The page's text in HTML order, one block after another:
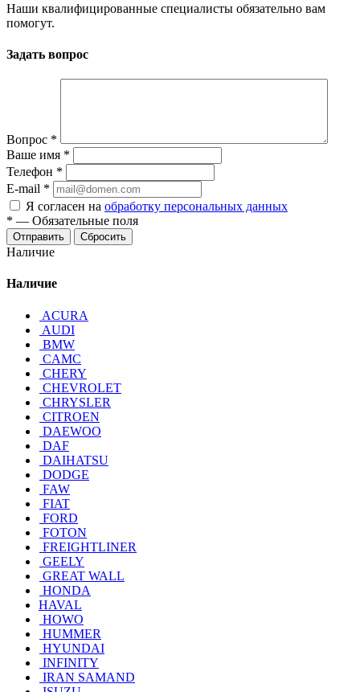
Наши квалифицированные специалисты обязательно вам
помогут.
Задать вопрос
Вопрос *
Ваше имя *
Телефон *
E-mail *
Я согласен на обработку персональных данных
* — Обязательные поля
Отправить Сбросить
Наличие
Наличие
ACURA
AUDI
BMW
CAMC
CHERY
CHEVROLET
CHRYSLER
CITROEN
DAEWOO
DAF
DAIHATSU
DODGE
FAW
FIAT
FORD
FOTON
FREIGHTLINER
GEELY
GREAT WALL
HONDA
HAVAL
HOWO
HUMMER
HYUNDAI
INFINITY
IRAN SAMAND